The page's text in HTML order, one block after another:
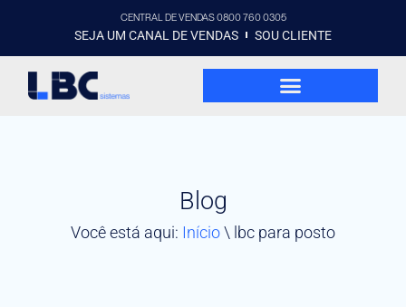
CENTRAL DE VENDAS 0800 760 0305
SEJA UM CANAL DE VENDAS SOU CLIENTE
Blog
Você está aqui: Início\ lbc para posto